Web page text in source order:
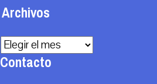
Archivos
Contacto